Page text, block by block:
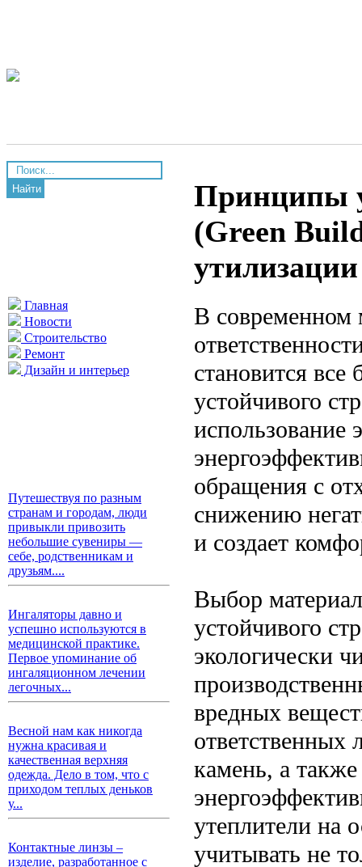
Найти
Главная
Новости
Строительство
Ремонт
Дизайн и интерьер
Путешествуя по разным
странам и городам, люди
привыкли привозить
небольшие сувениры —
себе, родственникам и
друзьям....
Ингаляторы давно и
успешно используются в
медицинской практике.
Первое упоминание об
ингаляционном лечении
легочных...
Весной нам как никогда
нужна красивая и
качественная верхняя
одежда. Дело в том, что с
приходом теплых деньков
у...
Контактные линзы –
изделие, разработанное с
Принципы
(Green
утилизации
В современном
становится
устойчивого
использование
обращения с
снижению
и создает
Выбор
устойчивого
экологически
вредных
ответственных
камень, а
утеплители на
учитывать не